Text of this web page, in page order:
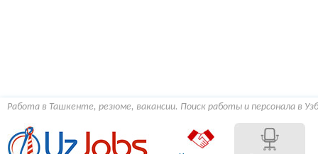
Работа в Ташкенте, резюме, вакансии. Поиск работы и персонала в